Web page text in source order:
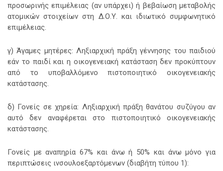
προσωρινής επιμέλειας (αν υπάρχει) ή βεβαίωση μεταβολής
ατομικών στοιχείων στη Δ.Ο.Υ. και ιδιωτικό συμφωνητικό
επιμέλειας.
γ) Άγαμες μητέρες: Ληξιαρχική πράξη γέννησης του παιδιού
εάν το παιδί και η οικογενειακή κατάσταση δεν προκύπτουν
από το υποβαλλόμενο πιστοποιητικό οικογενειακής
κατάστασης.
δ) Γονείς σε χηρεία: Ληξιαρχική πράξη θανάτου συζύγου αν
αυτό δεν αναφέρεται στο πιστοποιητικό οικογενειακής
κατάστασης.
Γονείς με αναπηρία 67% και άνω ή 50% και άνω μόνο για
περιπτώσεις ινσουλοεξαρτόμενων (διαβήτη τύπου 1):